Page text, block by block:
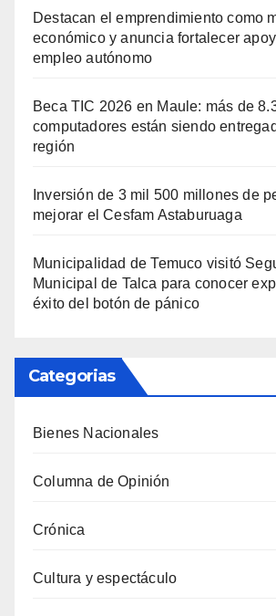
Destacan el emprendimiento como
económico y anuncia fortalecer
empleo autónomo
Beca TIC 2026 en Maule: más de
computadores están siendo
región
Inversión de 3 mil 500 millones de
mejorar el Cesfam Astaburuaga
Municipalidad de Temuco visitó
Municipal de Talca para conocer
éxito del botón de pánico
Categorias
Bienes Nacionales
Columna de Opinión
Crónica
Cultura y espectáculo